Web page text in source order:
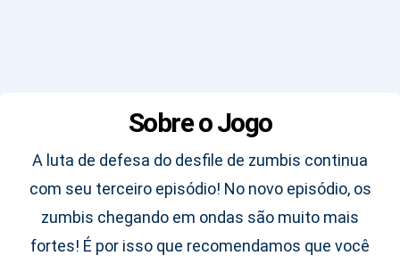
Sobre o Jogo
A luta de defesa do desfile de zumbis continua
com seu terceiro episódio! No novo episódio, os
zumbis chegando em ondas são muito mais
fortes! É por isso que recomendamos que você